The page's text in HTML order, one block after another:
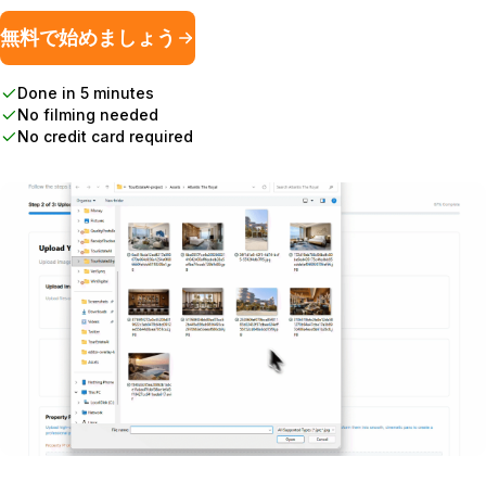
無料で始めましょう
Done in 5 minutes
No filming needed
No credit card required